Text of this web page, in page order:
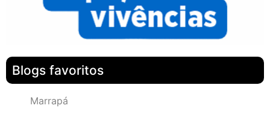
Blogs favoritos
Marrapá